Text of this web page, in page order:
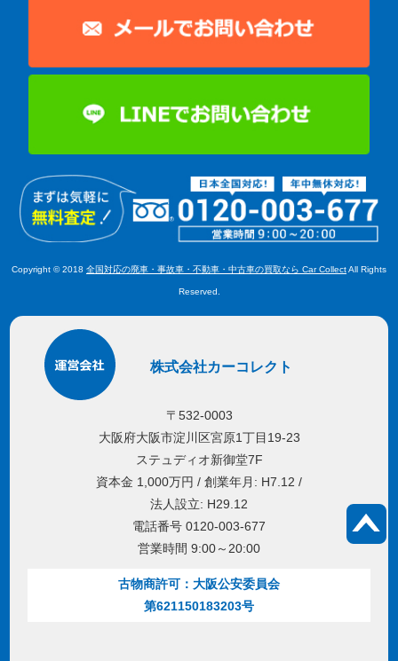
Copyright © 2018 全国対応の廃車・事故車・不動車・中古車の買取なら Car CollectAll Rights
Reserved.
株式会社カーコレクト
〒532-0003
大阪府大阪市淀川区宮原1丁目19-23
ステュディオ新御堂7F
資本金 1,000万円 / 創業年月: H7.12 /
法人設立: H29.12
電話番号 0120-003-677
営業時間 9:00～20:00
古物商許可：大阪公安委員会
第621150183203号